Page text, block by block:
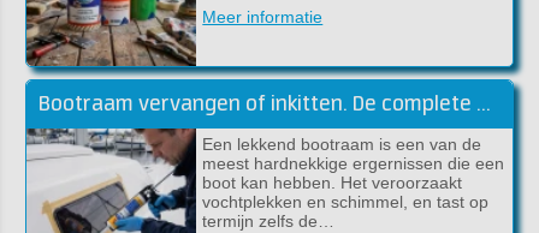
Meer informatie
Bootraam vervangen of inkitten. De complete handleiding (Sika)
Een lekkend bootraam is een van de
meest hardnekkige ergernissen die een
boot kan hebben. Het veroorzaakt
vochtplekken en schimmel, en tast op
termijn zelfs de…